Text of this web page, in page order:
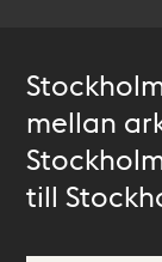
mellan
till